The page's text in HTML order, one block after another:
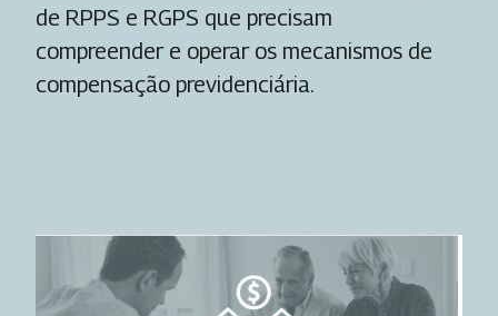
de RPPS e RGPS que precisam
compreender e operar os mecanismos de
compensação previdenciária.